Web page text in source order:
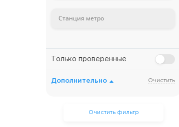
Только проверенные
Дополнительно Очистить
Очистить фильтр